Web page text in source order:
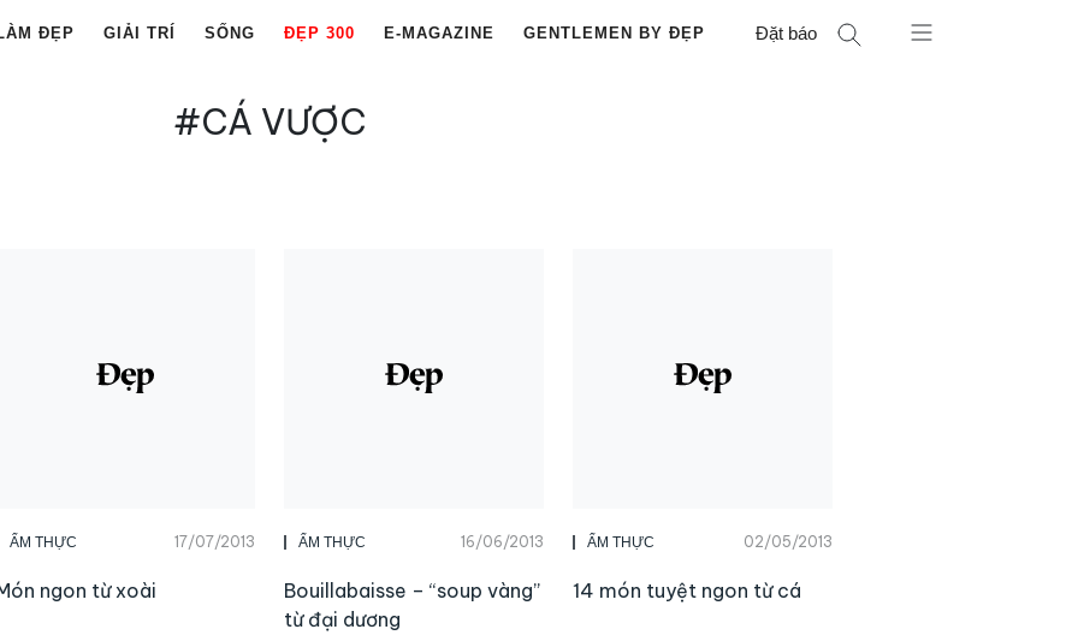
ĐẸP GIẢI TRÍ SỐNG ĐẸP 300 E-MAGAZINE GENTLEMEN BY ĐẸP Đặt báo
#CÁ VƯỢC
ẨM THỰC 17/07/2013
ngon từ xoài
ẨM THỰC 16/06/2013
Bouillabaisse – “soup vàng”
từ đại dương
ẨM THỰC 02/05/2013
14 món tuyệt ngon từ cá